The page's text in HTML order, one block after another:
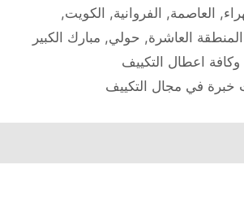
, العاصمة, الفروانية, الكويت,
المنطقة العاشرة, حولي, مبارك الكبير
اعطال التكييف
خبرة في مجال التكييف